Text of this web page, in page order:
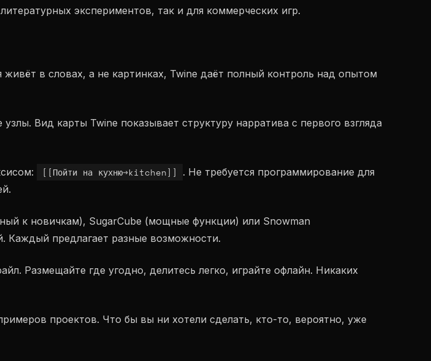
экспериментов, так и для коммерческих игр.
живёт в словах, а не картинках, Twine даёт полный контроль над опытом
Вид карты Twine показывает структуру нарратива с первого взгляда
[[Пойти на кухню->kitchen]]
. Не требуется программирование для
к новичкам), SugarCube (мощные функции) или Snowman
Каждый предлагает разные возможности.
Размещайте где угодно, делитесь легко, играйте офлайн. Никаких
проектов. Что бы вы ни хотели сделать, кто-то, вероятно, уже